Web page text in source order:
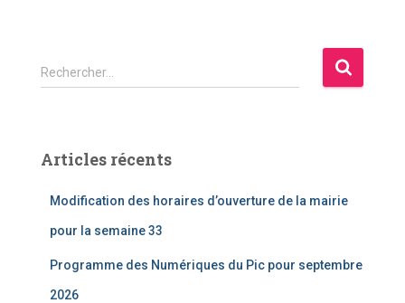
R
e
r
Rechercher…
Articles récents
Modification des horaires d’ouverture de la mairie
pour la semaine 33
Programme des Numériques du Pic pour septembre
2026